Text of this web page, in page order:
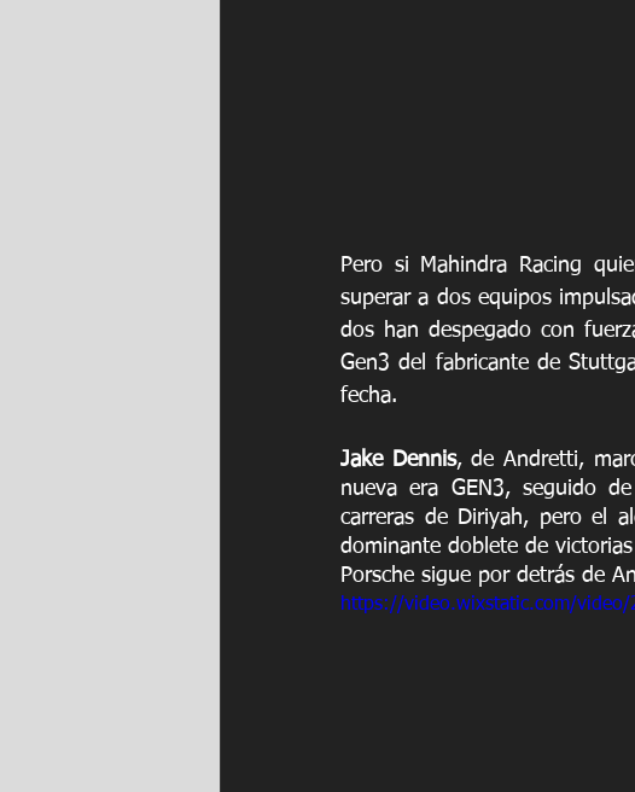
Pero si Mahindra Racing
superar a dos equipos
dos han despegado con
Gen3 del fabricante de
fecha.
Jake Dennis, de Andretti,
nueva era GEN3, seguido
carreras de Diriyah, pero el
dominante doblete de
Porsche sigue por detrás de
https://video.wixstatic.com/